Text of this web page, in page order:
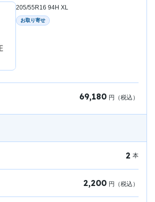
205/55R16 94H XL
お取り寄せ
69,180 円（税込）
2 本
2,200 円（税込）